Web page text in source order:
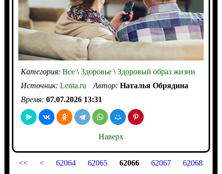
Категория: Все\Здоровье\Здоровый образ жизни
Источник: Lenta.ru Автор: Наталья Обрядина
Время: 07.07.2026 13:31
Наверх
<< < 62064 62065 62066 62067 62068